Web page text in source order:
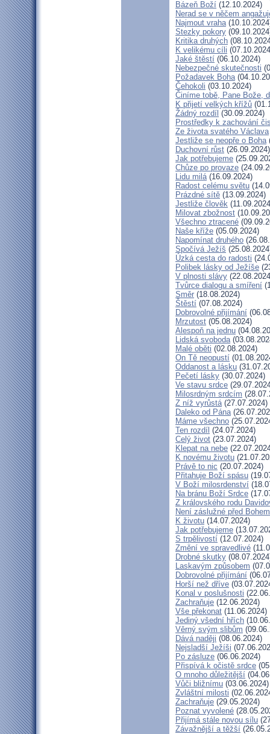
Bázeň Boží (12.10.2024)
Nerad se v něčem
Najmout vraha
Stezky pokory
Kritika druhých
K velikému cíli
Jaké štěstí (06.10.2024)
Nebezpečné skutečnosti
Požadavek Boha
Čehokoli (03.10.2024)
Činíme tobě, Pane Bože,
K přijetí velkých křížů
Žádný rozdíl (30.09.2024)
Prostředky k zachování
Ze života svatého Václava
Jestliže se neopře o Boha
Duchovní růst (26.09.2024)
Jak potřebujeme
Chůze po provaze
Lidu milá(16.09.2024)
Radost celému světu
Prázdné sítě (13.09.2024)
Jestliže člověk
Milovat zbožnost
Všechno ztracené
Naše kříže (05.09.2024)
Napomínat druhého
Spočívá Ježíš
Úzká cesta do radosti
Polibek lásky od Ježíše
V plnosti slávy
Tvůrce dialogu a smíření
Směr (18.08.2024)
Štěstí (07.08.2024)
Dobrovolné přijímání
Mrzutost (05.08.2024)
Alespoň na jednu
Lidská svoboda
Malé oběti (02.08.2024)
On Tě neopustí
Oddanost a lásku
Pečetí lásky (30.07.2024)
Ve stavu srdce
Milosrdným srdcím
Z níž vyrůstá(27.07.2024)
Daleko od Pána
Máme všechno
Ten rozdíl (24.07.2024)
Celý život (23.07.2024)
Klepat na nebe
K novému životu
Právě to nic (20.07.2024)
Přitahuje Boží spásu
V Boží milosrdenství
Na bránu Boží Srdce
Z královského rodu
Není záslužné před Bohem
K životu (14.07.2024)
Jak potřebujeme
S trpělivostí (12.07.2024)
Změní ve spravedlivé
Drobné skutky
Laskavým způsobem
Dobrovolné přijímání
Horší než dříve
Konal v poslušnosti
Zachraňuje (12.06.2024)
Vše překonat (11.06.2024)
Jediný všední hřích
Věrný svým slibům
Dává naději (08.06.2024)
Nejsladší Ježíši
Po zásluze (06.06.2024)
Přispívá k očistě srdce
O mnoho důležitější
Vůči bližnímu (03.06.2024)
Zvláštní milosti
Zachraňuje (29.05.2024)
Poznat vyvolené
Přijímá stále novou sílu
Závažnější a těžší